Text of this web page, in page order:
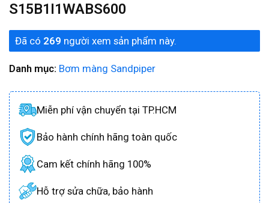
S15B1I1WABS600
Đã có 269 người xem sản phẩm này.
Danh mục: Bơm màng Sandpiper
Miễn phí vận chuyển tại TP.HCM
Bảo hành chính hãng toàn quốc
Cam kết chính hãng 100%
Hỗ trợ sửa chữa, bảo hành